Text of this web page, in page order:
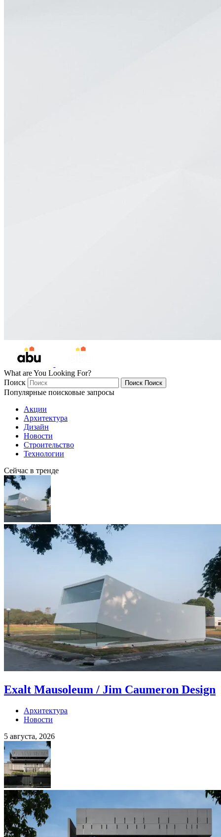
What are You Looking For?
Поиск
Поиск Поиск
Популярные поисковые запросы
Акции
Архитектура
Дизайн
Новости
Строительство
Технологии
Сейчас в тренде
Exalt Mausoleum / Jim Caumeron Design
Архитектура
Новости
5 августа, 2026